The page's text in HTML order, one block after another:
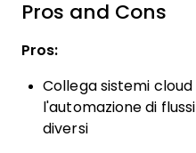
Pros and Cons
Pros:
Collega sistemi
l'automazione di
diversi